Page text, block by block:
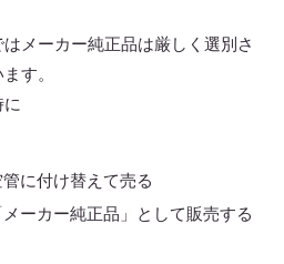
メーカー純正品は厳しく選別さ
す。
に付け替えて売る
ーカー純正品」として販売する